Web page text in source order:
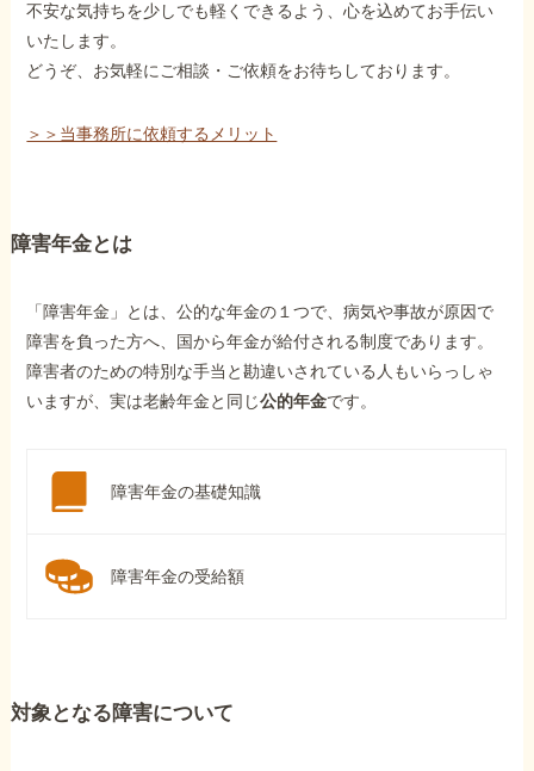
不安な気持ちを少しでも軽くできるよう、心を込めてお手伝い
いたします。
どうぞ、お気軽にご相談・ご依頼をお待ちしております。
＞＞当事務所に依頼するメリット
障害年金とは
「障害年金」とは、公的な年金の１つで、病気や事故が原因で
障害を負った方へ、国から年金が給付される制度であります。
障害者のための特別な手当と勘違いされている人もいらっしゃ
いますが、実は老齢年金と同じ公的年金です。
障害年金の基礎知識
障害年金の受給額
対象となる障害について